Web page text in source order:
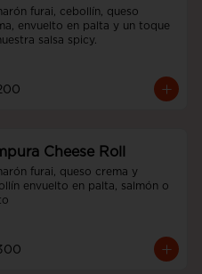
furai, cebollín, queso
envuelto en palta y un toque
salsa spicy.
Cheese Roll
furai, queso crema y
envuelto en palta, salmón o